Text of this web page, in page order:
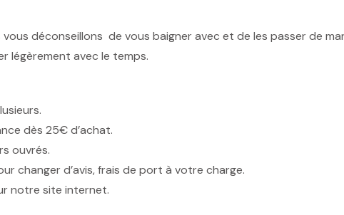
déconseillons de vous baigner avec et de les passer de
légèrement avec le temps.
dès 25€ d’achat.
ouvrés.
changer d’avis, frais de port à votre charge.
notre site internet.